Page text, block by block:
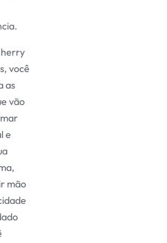
você
as
vão
e
mão